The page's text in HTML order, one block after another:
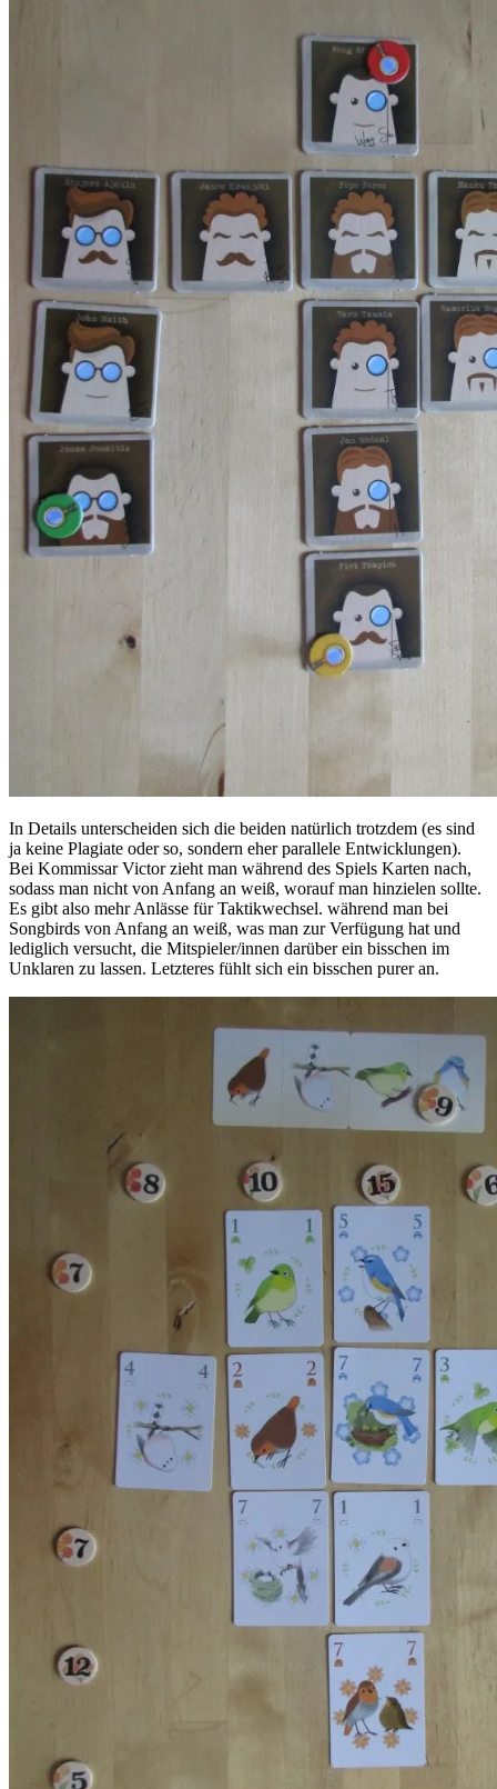
In Details unterscheiden sich die beiden natürlich trotzdem (es sind
ja keine Plagiate oder so, sondern eher parallele Entwicklungen).
Bei Kommissar Victor zieht man während des Spiels Karten nach,
sodass man nicht von Anfang an weiß, worauf man hinzielen sollte.
Es gibt also mehr Anlässe für Taktikwechsel. während man bei
Songbirds von Anfang an weiß, was man zur Verfügung hat und
lediglich versucht, die Mitspieler/innen darüber ein bisschen im
Unklaren zu lassen. Letzteres fühlt sich ein bisschen purer an.